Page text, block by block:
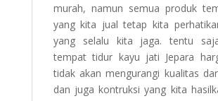
murah, namun semua produk
yang kita jual tetap kita
yang selalu kita jaga. tentu
tempat tidur kayu jati Jepara
tidak akan mengurangi kualitas
dan juga kontruksi yang kita